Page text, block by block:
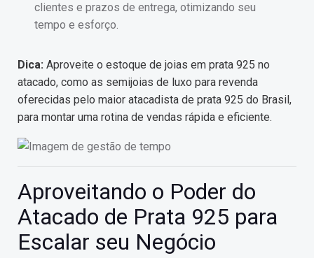
clientes e prazos de entrega, otimizando seu
tempo e esforço.
Dica: Aproveite o estoque de joias em prata 925 no
atacado, como as semijoias de luxo para revenda
oferecidas pelo maior atacadista de prata 925 do Brasil,
para montar uma rotina de vendas rápida e eficiente.
Aproveitando o Poder do
Atacado de Prata 925 para
Escalar seu Negócio